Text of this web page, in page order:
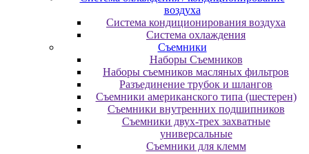
воздуха
Система кондиционирования воздуха
Система охлаждения
Съемники
Наборы Съемников
Наборы съемников масляных фильтров
Разъединение трубок и шлангов
Съемники американского типа (шестерен)
Съемники внутренних подшипников
Съемники двух-трех захватные
универсальные
Съемники для клемм